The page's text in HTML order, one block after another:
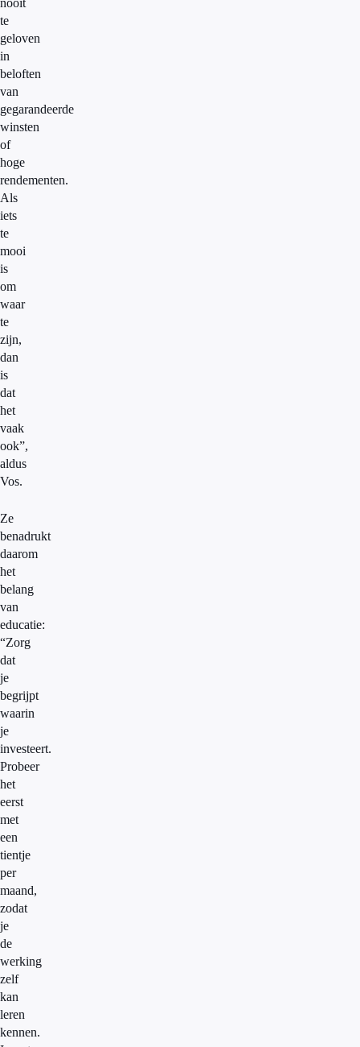
nooit
te
geloven
in
beloften
van
gegarandeerde
winsten
of
hoge
rendementen.
Als
iets
te
mooi
is
om
waar
te
zijn,
dan
is
dat
het
vaak
ook”,
aldus
Vos.
Ze
benadrukt
daarom
het
belang
van
educatie:
“Zorg
dat
je
begrijpt
waarin
je
investeert.
Probeer
het
eerst
met
een
tientje
per
maand,
zodat
je
de
werking
zelf
kan
leren
kennen.